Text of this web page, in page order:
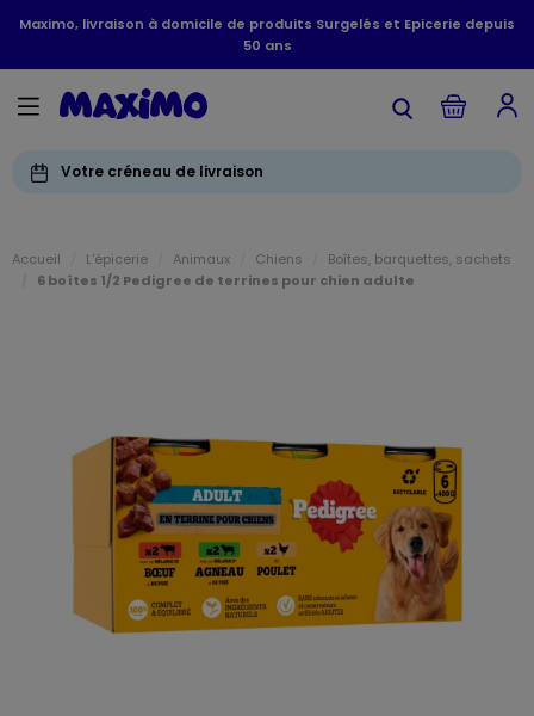
Maximo, livraison à domicile de produits Surgelés et Epicerie depuis
50 ans
Votre créneau de livraison
Accueil L'épicerie Animaux Chiens
Boîtes, barquettes, sachets
6 boîtes 1/2 Pedigree de terrines pour chien adulte